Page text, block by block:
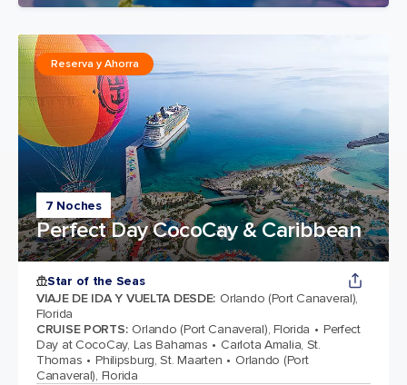
7 Noches
Perfect Day CocoCay & Caribbean
Reserva y Ahorra
Star of the Seas
VIAJE DE IDA Y VUELTA DESDE: Orlando (Port Canaveral),
Florida
CRUISE PORTS: Orlando (Port Canaveral), Florida
Perfect
Day at CocoCay, Las Bahamas
Carlota Amalia, St.
Thomas
Philipsburg, St. Maarten
Orlando (Port
Canaveral), Florida